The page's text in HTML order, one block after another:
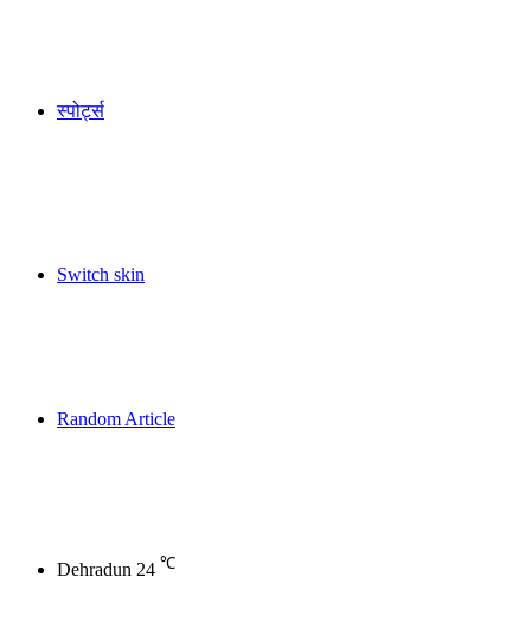
स्पोर्ट्स
Switch skin
Random Article
Dehradun 24 ℃